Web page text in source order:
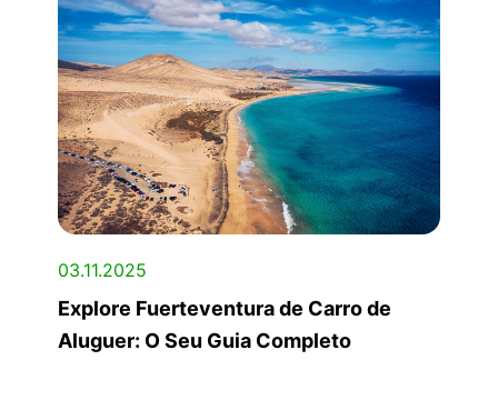
03.11.2025
Explore Fuerteventura de Carro de
Aluguer: O Seu Guia Completo